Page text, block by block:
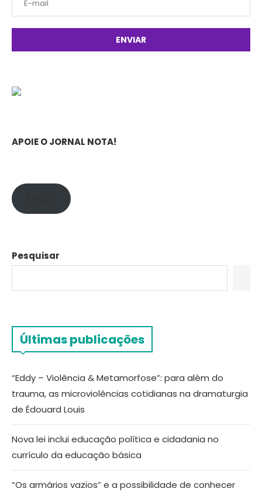
APOIE O JORNAL NOTA!
Pesquisar
Últimas publicações
“Eddy – Violência & Metamorfose”: para além do
trauma, as microviolências cotidianas na dramaturgia
de Édouard Louis
Nova lei inclui educação política e cidadania no
currículo da educação básica
“Os armários vazios” e a possibilidade de conhecer